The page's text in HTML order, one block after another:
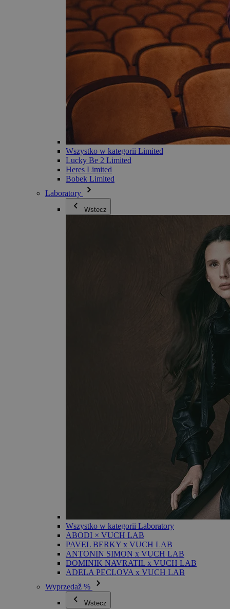
Wszystko w kategorii Limited
Lucky Be 2 Limited
Heres Limited
Bobek Limited
Laboratory
Wstecz
Wszystko w kategorii Laboratory
ABODI × VUCH LAB
PAVEL BERKY x VUCH LAB
ANTONIN SIMON x VUCH LAB
DOMINIK NAVRATIL x VUCH LAB
ADELA PECLOVA x VUCH LAB
Wyprzedaž %
Wstecz